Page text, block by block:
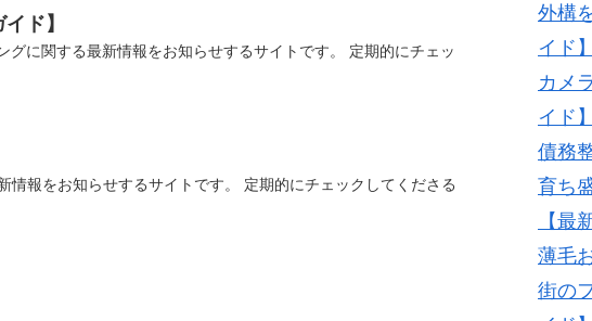
ド】
グに関する最新情報をお知らせするサイトです。 定期的にチェッ
情報をお知らせするサイトです。 定期的にチェックしてくださる
外構
イド】
カメ
イド】
債務
育ち
【最
薄毛
街の